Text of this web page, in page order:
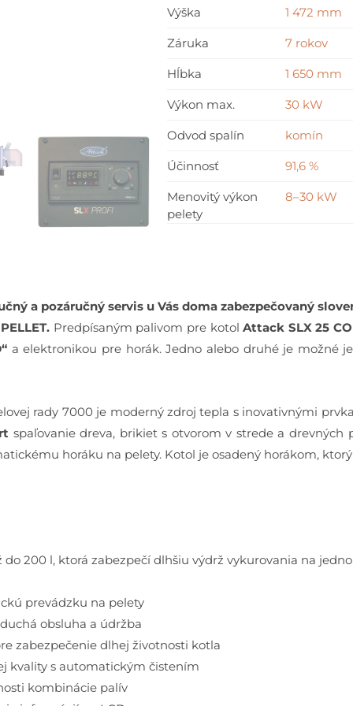
PELLET
Výška 1 472 mm
Záruka 7 rokov
Hĺbka 1 650 mm
Výkon max. 30 kW
Odvod spalín komín
Účinnosť 91,6 %
Menovitý výkon
pelety
8–30 kW
a pozáručný servis u Vás doma zabezpečovaný
Predpísaným palivom pre kotolAttack SLX 25
a elektronikou pre horák. Jedno alebo druhé je možné
rady 7000 je moderný zdroj tepla s inovativnými
spaľovanie dreva, brikiet s otvorom v strede a
horáku na pelety. Kotol je osadený horákom,
200 l, ktorá zabezpečí dlhšiu výdrž vykurovania na
prevádzku na pelety
obsluha a údržba
zabezpečenie dlhej životnosti kotla
kvality s automatickým čistením
kombinácie palív